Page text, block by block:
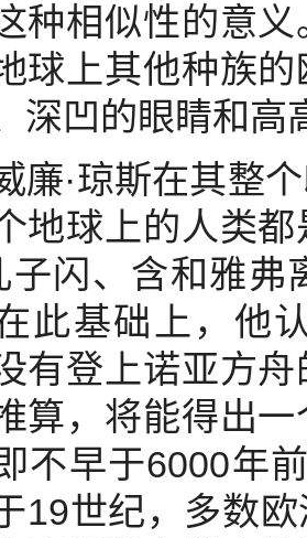
种相似性的意
球上其他种族
深凹的眼睛和高
·琼斯在其整个
地球上的人类
子闪、含和雅弗
此基础上，他
有登上诺亚方
算，将能得出
不早于6000年
19世纪，多数